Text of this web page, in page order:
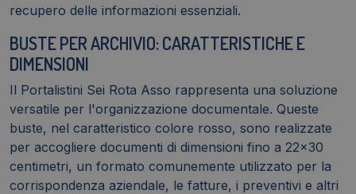
recupero delle informazioni essenziali.
BUSTE PER ARCHIVIO: CARATTERISTICHE E
DIMENSIONI
Il Portalistini Sei Rota Asso rappresenta una soluzione
versatile per l'organizzazione documentale. Queste
buste, nel caratteristico colore rosso, sono realizzate
per accogliere documenti di dimensioni fino a 22x30
centimetri, un formato comunemente utilizzato per la
corrispondenza aziendale, le fatture, i preventivi e altri